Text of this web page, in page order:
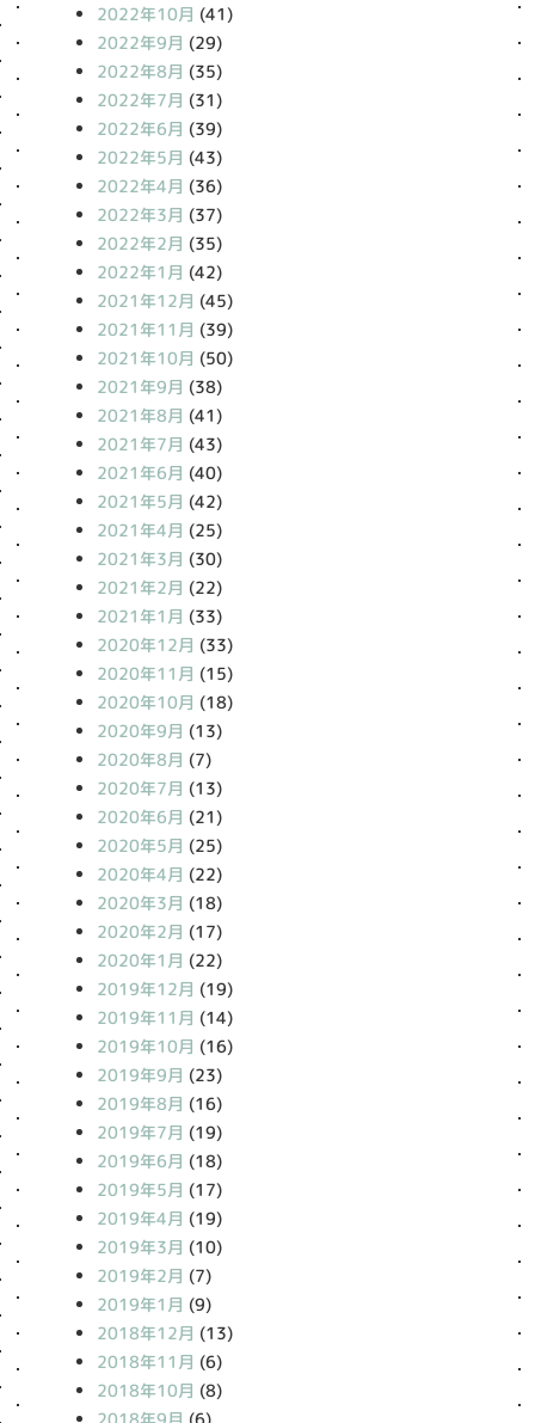
2022年10月 (41)
2022年9月 (29)
2022年8月 (35)
2022年7月 (31)
2022年6月 (39)
2022年5月 (43)
2022年4月 (36)
2022年3月 (37)
2022年2月 (35)
2022年1月 (42)
2021年12月 (45)
2021年11月 (39)
2021年10月 (50)
2021年9月 (38)
2021年8月 (41)
2021年7月 (43)
2021年6月 (40)
2021年5月 (42)
2021年4月 (25)
2021年3月 (30)
2021年2月 (22)
2021年1月 (33)
2020年12月 (33)
2020年11月 (15)
2020年10月 (18)
2020年9月 (13)
2020年8月 (7)
2020年7月 (13)
2020年6月 (21)
2020年5月 (25)
2020年4月 (22)
2020年3月 (18)
2020年2月 (17)
2020年1月 (22)
2019年12月 (19)
2019年11月 (14)
2019年10月 (16)
2019年9月 (23)
2019年8月 (16)
2019年7月 (19)
2019年6月 (18)
2019年5月 (17)
2019年4月 (19)
2019年3月 (10)
2019年2月 (7)
2019年1月 (9)
2018年12月 (13)
2018年11月 (6)
2018年10月 (8)